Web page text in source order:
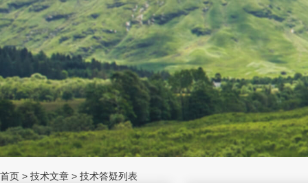
首页 > 技术文章 > 技术答疑列表